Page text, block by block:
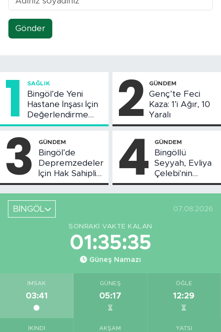
Gönder
1 SAĞLIK
Bingöl’de Yeni
Hastane İnşası İçin
Değerlendirme
Toplantısı Yapıldı
2 GÜNDEM
Genç’te Feci
Kaza: 1’i Ağır, 10
Yaralı
3 GÜNDEM
Bingöl’de
Depremzedeler
İçin Hak Sahipliği
Askı Süreci
Başladı
4 GÜNDEM
Bingöllü
Seyyah, Evliya
Çelebi'nin
Bahsettiği
Bingöl'deki O
BİNGÖL 07.08.2026
SONRAKI VAKTE KALAN
01:35:34
Güneş Namazı
İMSAK
03:41
GÜNEŞ
05:17
ÖĞLE
12:29
İKINDI AKŞAM YATSI